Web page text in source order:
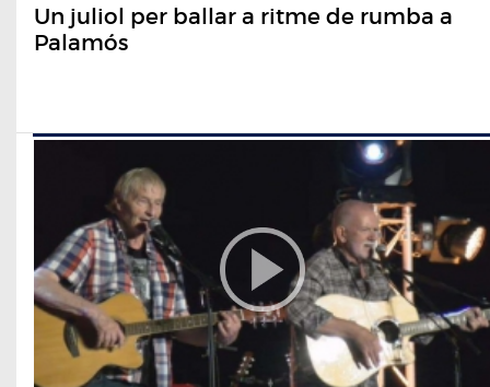
Un juliol per ballar a ritme de rumba a
Palamós